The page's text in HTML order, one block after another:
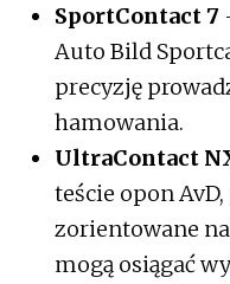
SportContact 7
Auto Bild
precyzję
hamowania.
UltraContact
teście opon
zorientowane
mogą osiągać